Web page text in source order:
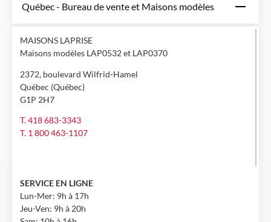
Québec - Bureau de vente et Maisons modèles
MAISONS LAPRISE
Maisons modèles LAP0532 et LAP0370
2372, boulevard Wilfrid-Hamel
Québec (Québec)
G1P 2H7
T. 418 683-3343
T. 1 800 463-1107
SERVICE EN LIGNE
Lun-Mer: 9h à 17h
Jeu-Ven: 9h à 20h